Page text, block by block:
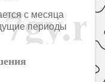
с месяца
периоды